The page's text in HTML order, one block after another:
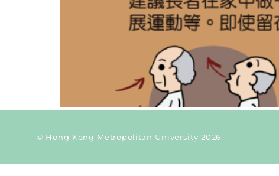
© Hong Kong Metropolitan University 2026
Current Taxonomy: time